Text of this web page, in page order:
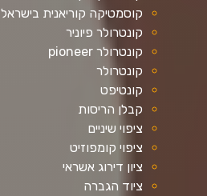
קוסמטיקה קוריאנית בישראל
קונטרולר פיוניר
קונטרולר pioneer
קונטרולר
קונטיפט
קבלן הריסות
ציפוי שיניים
ציפוי קומפוזיט
ציון דירוג אשראי
ציוד הגברה